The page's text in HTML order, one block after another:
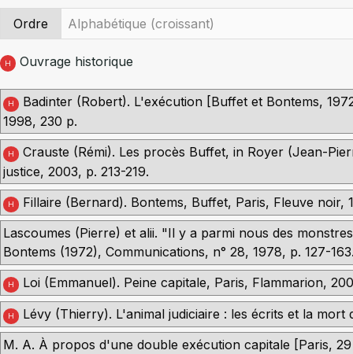
Ordre
H Ouvrage historique
H
Badinter (Robert). L'exécution [Buffet et Bontems,
1998, 230 p.
H
Crauste (Rémi). Les procès Buffet, in Royer (Jean-
justice, 2003, p. 213-219.
H
Fillaire (Bernard). Bontems, Buffet, Paris, Fleuve noir,
Lascoumes (Pierre) et alii. "Il y a parmi nous des
Bontems (1972), Communications, n° 28, 1978, p. 127-
H Loi (Emmanuel). Peine capitale, Paris, Flammarion,
H
Lévy (Thierry). L'animal judiciaire : les écrits et la mort
M. A. À propos d'une double exécution capitale [Paris,